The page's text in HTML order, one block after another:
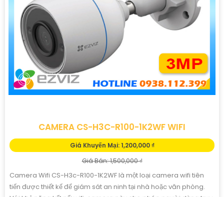
CAMERA CS-H3C-R100-1K2WF WIFI
Giá Khuyến Mại: 1,200,000 ₫
Giá Bán: 1,500,000 ₫
Camera Wifi CS-H3c-R100-1K2WF là một loại camera wifi tiên
tiến được thiết kế để giám sát an ninh tại nhà hoặc văn phòng.